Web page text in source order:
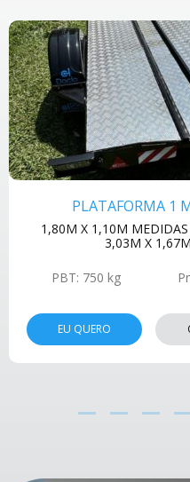
PLATAFORMA 1
1,80M X 1,10M MEDIDAS
3,03M X 1,67M
PBT: 750 kg
EU QUERO